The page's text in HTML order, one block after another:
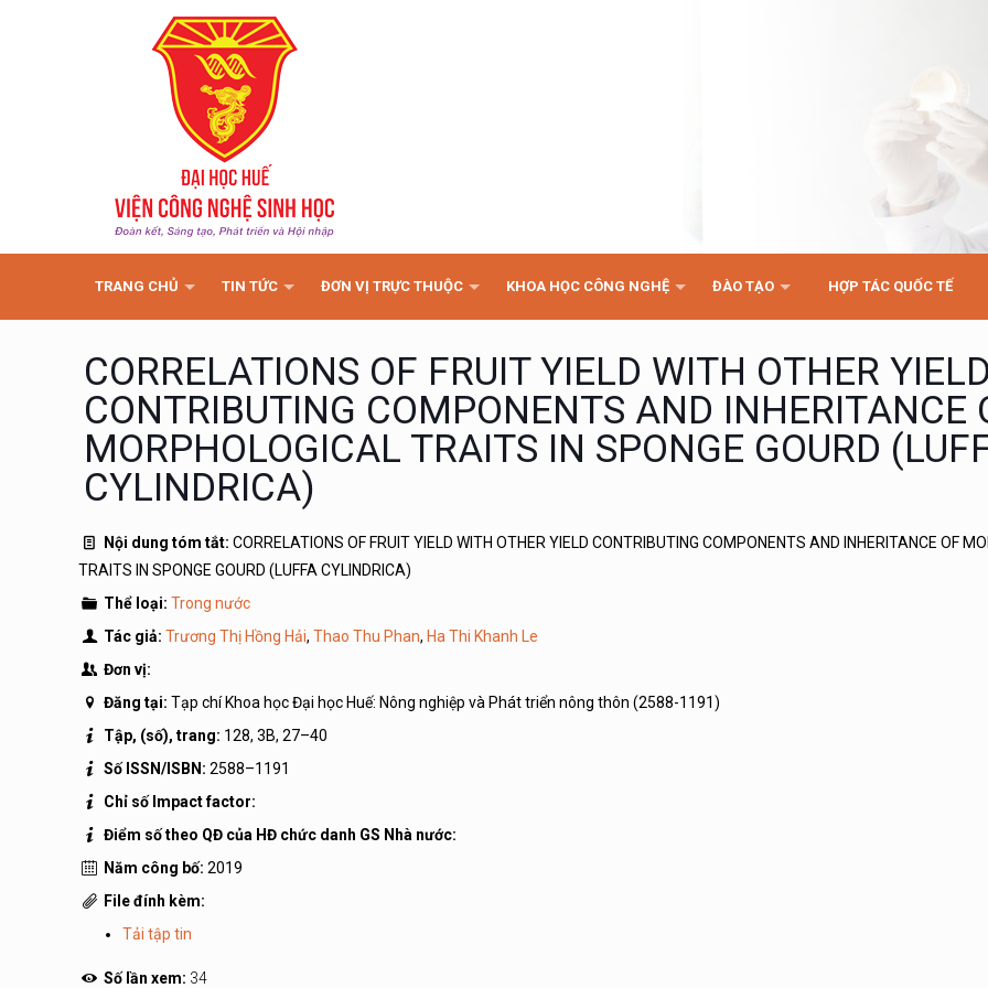
TRANG CHỦ TIN TỨC ĐƠN VỊ TRỰC THUỘC KHOA HỌC CÔNG NGHỆ ĐÀO TẠO HỢP TÁC QUỐC TẾ
CORRELATIONS OF FRUIT YIELD WITH OTHER YIELD
CONTRIBUTING COMPONENTS AND INHERITANCE
MORPHOLOGICAL TRAITS IN SPONGE GOURD
CYLINDRICA)
Nội dung tóm tắt: CORRELATIONS OF FRUIT YIELD WITH OTHER YIELD CONTRIBUTING COMPONENTS AND INHERITANCE OF
TRAITS IN SPONGE GOURD (LUFFA CYLINDRICA)
Thể loại: Trong nước
Tác giả: Trương Thị Hồng Hải, Thao Thu Phan, Ha Thi Khanh Le
Đơn vị:
Đăng tại: Tạp chí Khoa học Đại học Huế: Nông nghiệp và Phát triển nông thôn (2588-1191)
Tập, (số), trang: 128, 3B, 27–40
Số ISSN/ISBN: 2588–1191
Chỉ số Impact factor:
Điểm số theo QĐ của HĐ chức danh GS Nhà nước:
Năm công bố: 2019
File đính kèm:
Tải tập tin
Số lần xem: 34